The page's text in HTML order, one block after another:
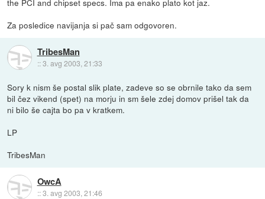
Za posledice navijanja si pač sam odgovoren.
TribesMan
::3. avg 2003, 21:33
Sory k nism še postal slik plate, zadeve so se obrnile tako da sem
bil čez vikend (spet) na morju in sm šele zdej domov prišel tak da
ni bilo še cajta bo pa v kratkem.
LP
TribesMan
OwcA
::3. avg 2003, 21:46